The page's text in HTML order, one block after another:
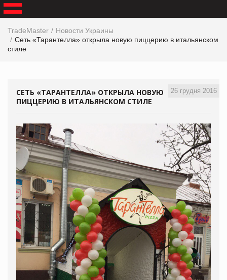
TradeMaster
Новости Украины
Сеть «Тарантелла» открыла новую пиццерию в итальянском
стиле
26 грудня 2016
СЕТЬ «ТАРАНТЕЛЛА» ОТКРЫЛА НОВУЮ
ПИЦЦЕРИЮ В ИТАЛЬЯНСКОМ СТИЛЕ